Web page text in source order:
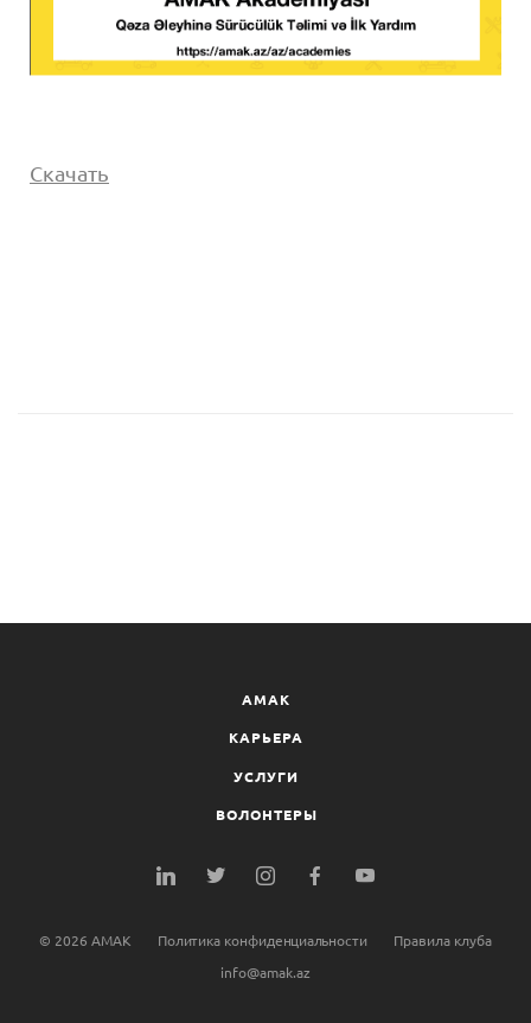
Cкачать
AMAK
КАРЬЕРА
УСЛУГИ
ВОЛОНТЕРЫ
© 2026 AMAK Политика конфиденциальности Правила клуба
info@amak.az